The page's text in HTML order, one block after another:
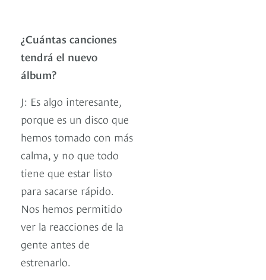
¿Cuántas canciones
tendrá el nuevo
álbum?
J: Es algo interesante,
porque es un disco que
hemos tomado con más
calma, y no que todo
tiene que estar listo
para sacarse rápido.
Nos hemos permitido
ver la reacciones de la
gente antes de
estrenarlo.